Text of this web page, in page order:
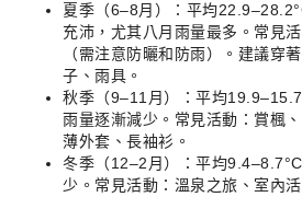
夏季（6–8月）：平均
充沛，尤其八月雨量最多。常見
（需注意防曬和防雨）。建議穿
子、雨具。
秋季（9–11月）：平均
雨量逐漸減少。常見活動：賞楓
薄外套、長袖衫。
冬季（12–2月）：平均
少。常見活動：溫泉之旅、室內